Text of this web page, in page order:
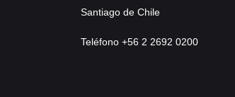
Santiago de Chile
Teléfono +56 2 2692 0200